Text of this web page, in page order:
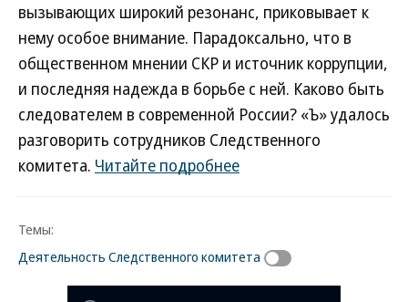
вызывающих широкий резонанс, приковывает к
нему особое внимание. Парадоксально, что в
общественном мнении СКР и источник коррупции,
и последняя надежда в борьбе с ней. Каково быть
следователем в современной России? «Ъ» удалось
разговорить сотрудников Следственного
комитета. Читайте подробнее
Темы:
Деятельность Следственного комитета